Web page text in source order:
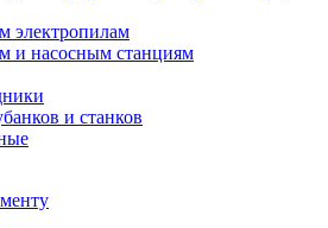
электропилам
и насосным станциям
и станков